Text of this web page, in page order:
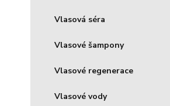
Vlasová séra
Vlasové šampony
Vlasové regenerace
Vlasové vody